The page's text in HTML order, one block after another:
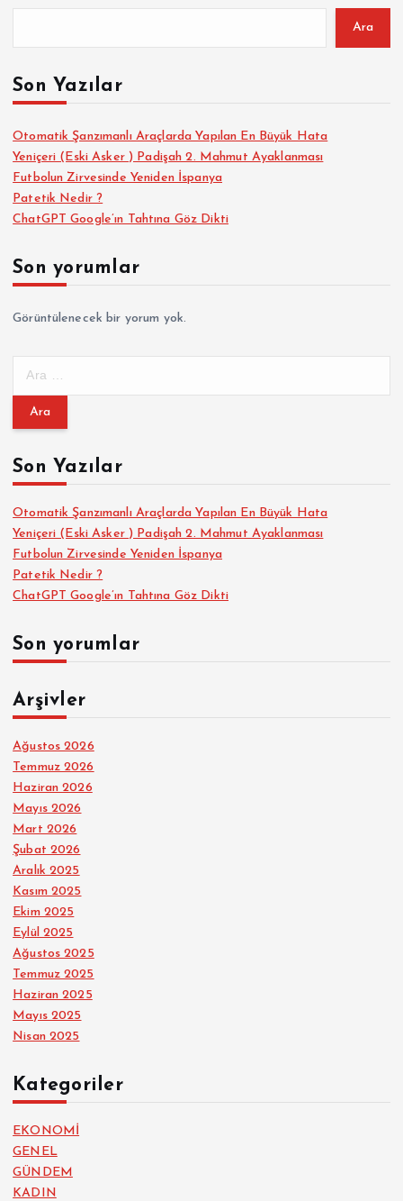
Ara
Son Yazılar
Otomatik Şanzımanlı Araçlarda Yapılan En Büyük Hata
Yeniçeri (Eski Asker ) Padişah 2. Mahmut Ayaklanması
Futbolun Zirvesinde Yeniden İspanya
Patetik Nedir ?
ChatGPT Google’ın Tahtına Göz Dikti
Son yorumlar
Görüntülenecek bir yorum yok.
m
:Son Yazılar
Otomatik Şanzımanlı Araçlarda Yapılan En Büyük Hata
Yeniçeri (Eski Asker ) Padişah 2. Mahmut Ayaklanması
Futbolun Zirvesinde Yeniden İspanya
Patetik Nedir ?
ChatGPT Google’ın Tahtına Göz Dikti
Son yorumlar
Arşivler
Ağustos 2026
Temmuz 2026
Haziran 2026
Mayıs 2026
Mart 2026
Şubat 2026
Aralık 2025
Kasım 2025
Ekim 2025
Eylül 2025
Ağustos 2025
Temmuz 2025
Haziran 2025
Mayıs 2025
Nisan 2025
Kategoriler
EKONOMİ
GENEL
GÜNDEM
KADIN